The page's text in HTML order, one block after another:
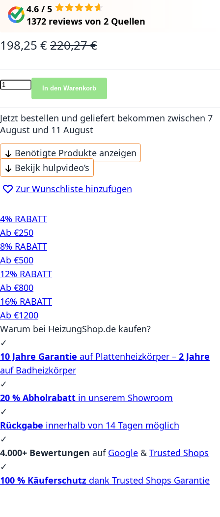
4.6 / 5
1372 reviews von 2 Quellen
Sonderangebot
198,25 € Normalpreis
220,27 €
In den Warenkorb
Jetzt bestellen und geliefert bekommen zwischen 7
August und 11 August
Benötigte Produkte anzeigen
Bekijk hulpvideo’s
Zur Wunschliste hinzufügen
4% RABATT
Ab €250
8% RABATT
Ab €500
12% RABATT
Ab €800
16% RABATT
Ab €1200
Warum bei HeizungShop.de kaufen?
✓
10 Jahre Garantie auf Plattenheizkörper – 2 Jahre
auf Badheizkörper
✓
20 % Abholrabatt in unserem Showroom
✓
Rückgabe innerhalb von 14 Tagen möglich
✓
4.000+ Bewertungen auf Google & Trusted Shops
✓
100 % Käuferschutz dank Trusted Shops Garantie